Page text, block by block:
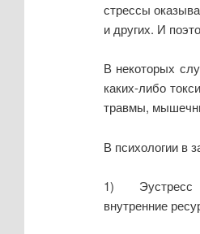
стрессы
и других. И
В некоторых
каких-либо
травмы,
В психологии в
1) Эустресс
внутренние